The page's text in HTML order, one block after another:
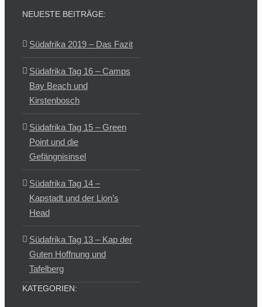
NEUESTE BEITRÄGE:
Südafrika 2019 – Das Fazit
Südafrika Tag 16 – Camps
Bay Beach und
Kirstenbosch
Südafrika Tag 15 – Green
Point und die
Gefängnisinsel
Südafrika Tag 14 –
Kapstadt und der Lion’s
Head
Südafrika Tag 13 – Kap der
Guten Hoffnung und
Tafelberg
KATEGORIEN: